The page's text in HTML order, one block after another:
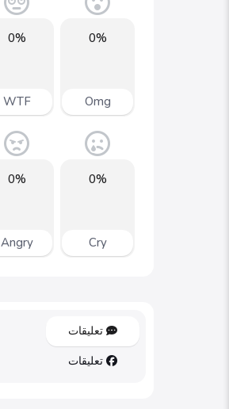
0%
Omg
0%
WTF
0%
Cry
0%
Angry
تعليقات
تعليقات